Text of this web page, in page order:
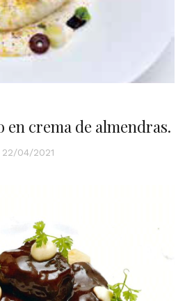
en crema de almendras.
22/04/2021